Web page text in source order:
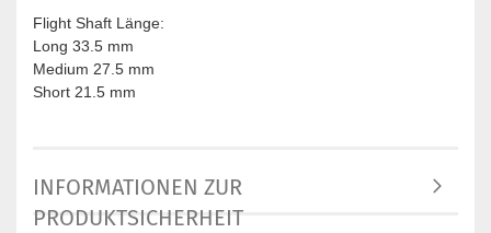
Flight Shaft Länge:
Long 33.5 mm
Medium 27.5 mm
Short 21.5 mm
INFORMATIONEN ZUR
PRODUKTSICHERHEIT